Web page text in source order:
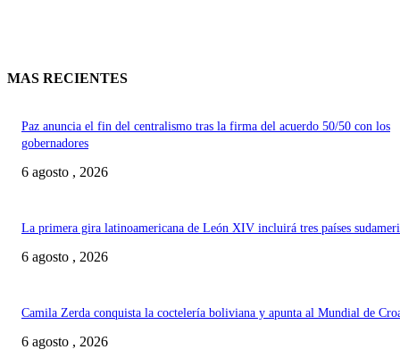
MAS RECIENTES
Paz anuncia el fin del centralismo tras la firma del acuerdo 50/50 con los
gobernadores
6 agosto , 2026
La primera gira latinoamericana de León XIV incluirá tres países
6 agosto , 2026
Camila Zerda conquista la coctelería boliviana y apunta al Mundial de
6 agosto , 2026